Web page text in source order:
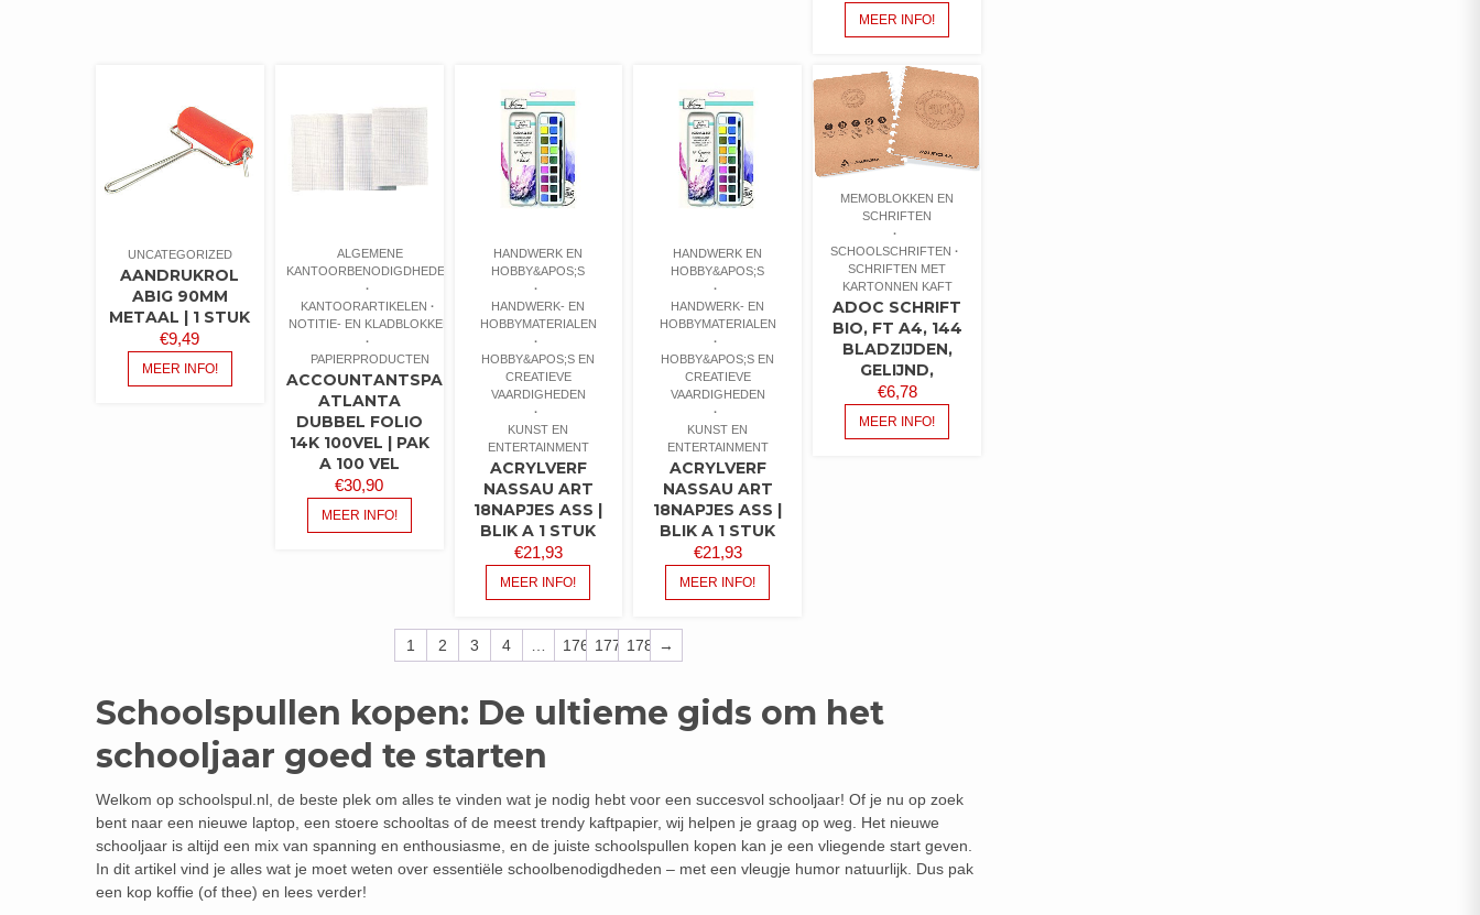
MEER INFO!
UNCATEGORIZED
AANDRUKROL
ABIG 90MM
METAAL | 1 STUK
€9,49
MEER INFO!
ALGEMENE
KANTOORBENODIGDHEDEN
KANTOORARTIKELEN
NOTITIE- EN KLADBLOKKEN
PAPIERPRODUCTEN
ACCOUNTANTSPAPIER
ATLANTA
DUBBEL FOLIO
14K 100VEL | PAK
A 100 VEL
€30,90
MEER INFO!
HANDWERK EN
HOBBY&APOS;S
HANDWERK- EN
HOBBYMATERIALEN
HOBBY&APOS;S EN
CREATIEVE
VAARDIGHEDEN
KUNST EN
ENTERTAINMENT
ACRYLVERF
NASSAU ART
18NAPJES ASS |
BLIK A 1 STUK
€21,93
MEER INFO!
HANDWERK EN
HOBBY&APOS;S
HANDWERK- EN
HOBBYMATERIALEN
HOBBY&APOS;S EN
CREATIEVE
VAARDIGHEDEN
KUNST EN
ENTERTAINMENT
ACRYLVERF
NASSAU ART
18NAPJES ASS |
BLIK A 1 STUK
€21,93
MEER INFO!
MEMOBLOKKEN EN
SCHRIFTEN
SCHOOLSCHRIFTEN
SCHRIFTEN MET
KARTONNEN KAFT
ADOC SCHRIFT
BIO, FT A4, 144
BLADZIJDEN,
GELIJND,
€6,78
MEER INFO!
1 2 3 4 176 177 178 →
Schoolspullen kopen: De ultieme gids om het
schooljaar goed te starten
Welkom op schoolspul.nl, de beste plek om alles te vinden wat je nodig hebt voor een succesvol schooljaar! Of je nu op zoek
bent naar een nieuwe laptop, een stoere schooltas of de meest trendy kaftpapier, wij helpen je graag op weg. Het nieuwe
schooljaar is altijd een mix van spanning en enthousiasme, en de juiste schoolspullen kopen kan je een vliegende start geven.
In dit artikel vind je alles wat je moet weten over essentiële schoolbenodigdheden – met een vleugje humor natuurlijk. Dus pak
een kop koffie (of thee) en lees verder!